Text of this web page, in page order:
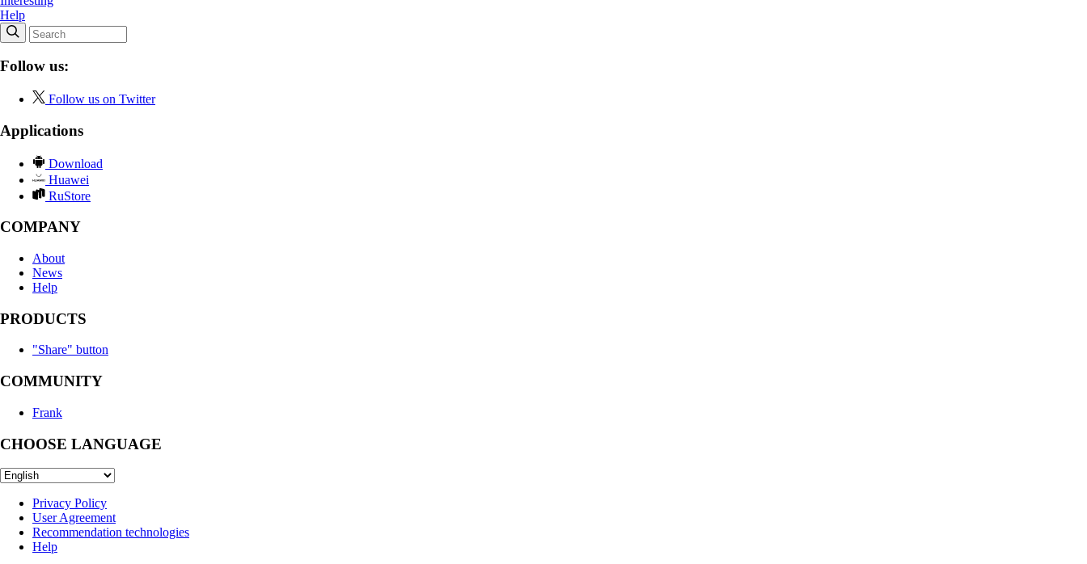
Help
Follow us:
Follow us on Twitter
Applications
Download
Huawei
RuStore
COMPANY
About
News
Help
PRODUCTS
"Share" button
COMMUNITY
Frank
CHOOSE LANGUAGE
Privacy Policy
User Agreement
Recommendation technologies
Help